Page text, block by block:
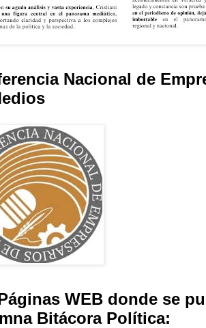
Nacional de
WEB donde se
Bitácora Política: